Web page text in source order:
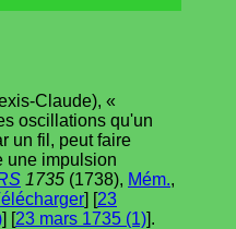
Claude), «
oscillations qu'un
un fil, peut faire
une impulsion
1735 (1738), Mém.,
] [23
] [23 mars 1735 (1)].